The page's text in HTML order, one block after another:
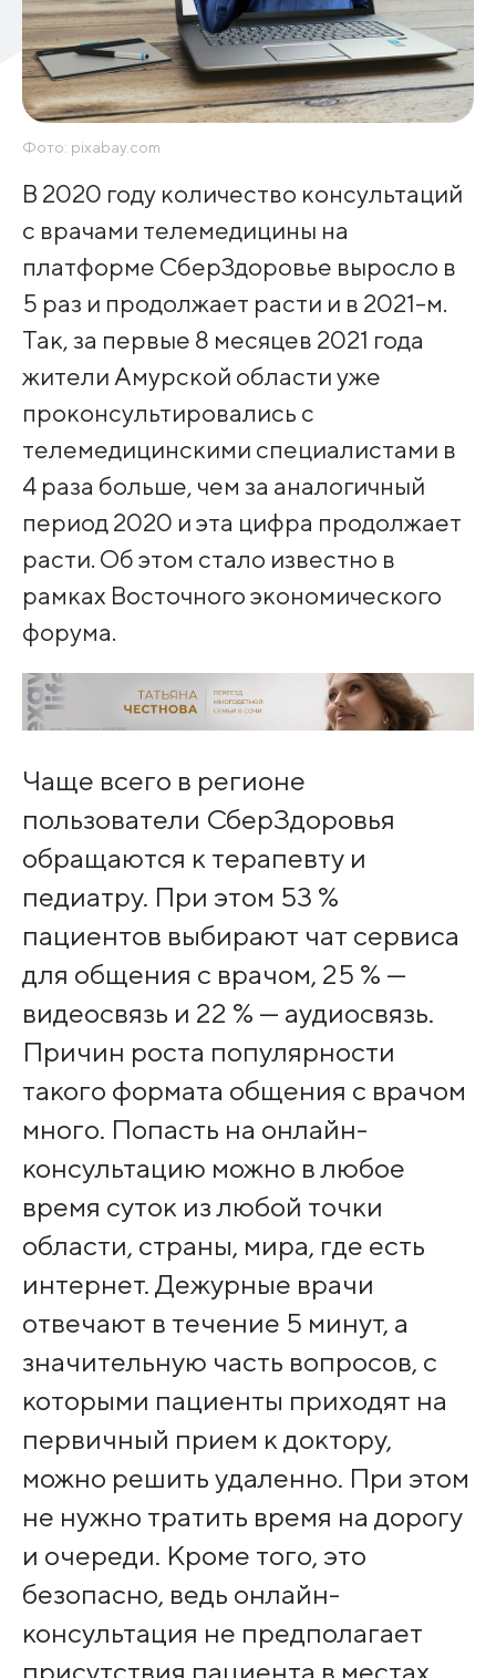
Фото: pixabay.com
В 2020 году количество консультаций
с врачами телемедицины на
платформе СберЗдоровье выросло в
5 раз и продолжает расти и в 2021-м.
Так, за первые 8 месяцев 2021 года
жители Амурской области уже
проконсультировались с
телемедицинскими специалистами в
4 раза больше, чем за аналогичный
период 2020 и эта цифра продолжает
расти. Об этом стало известно в
рамках Восточного экономического
форума.
Чаще всего в регионе
пользователи СберЗдоровья
обращаются к терапевту и
педиатру. При этом 53 %
пациентов выбирают чат сервиса
для общения с врачом, 25 % —
видеосвязь и 22 % — аудиосвязь.
Причин роста популярности
такого формата общения с врачом
много. Попасть на онлайн-
консультацию можно в любое
время суток из любой точки
области, страны, мира, где есть
интернет. Дежурные врачи
отвечают в течение 5 минут, а
значительную часть вопросов, с
которыми пациенты приходят на
первичный прием к доктору,
можно решить удаленно. При этом
не нужно тратить время на дорогу
и очереди. Кроме того, это
безопасно, ведь онлайн-
консультация не предполагает